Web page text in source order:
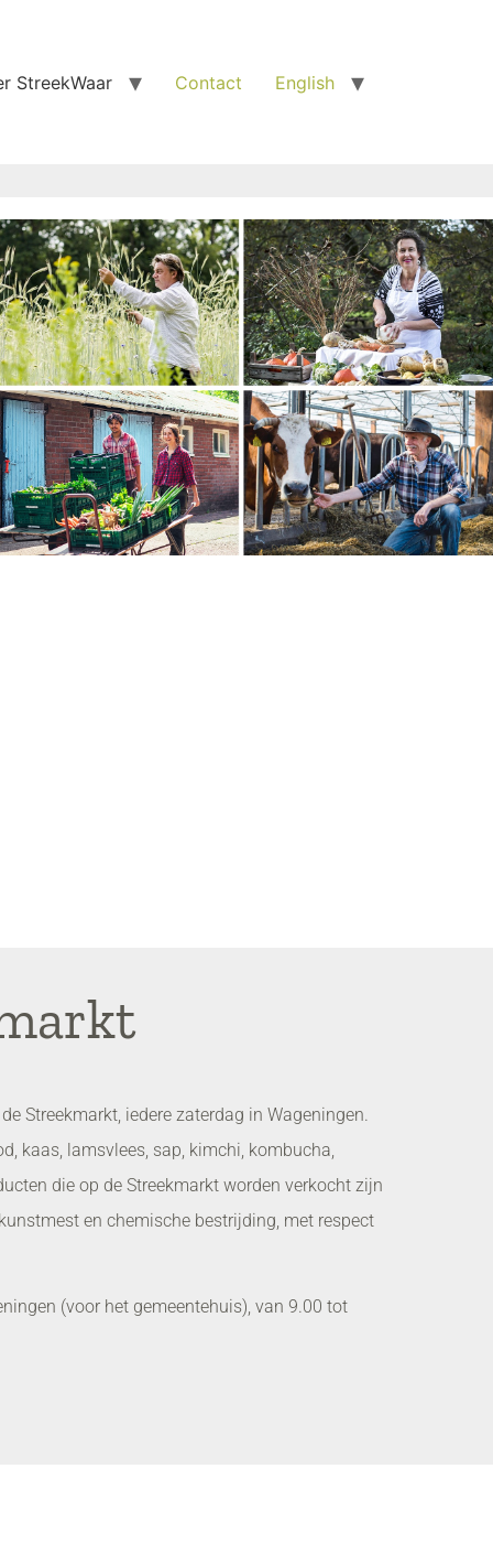
StreekWaar Contact English
Streekmarkt, iedere zaterdag in Wageningen.
kaas, lamsvlees, sap, kimchi, kombucha,
die op de Streekmarkt worden verkocht zijn
en chemische bestrijding, met respect
(voor het gemeentehuis), van 9.00 tot